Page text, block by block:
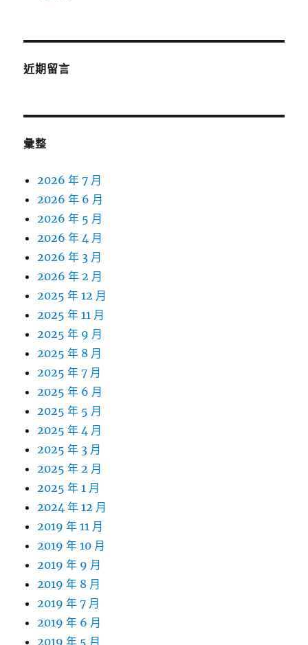
近期留言
彙整
2026 年 7 月
2026 年 6 月
2026 年 5 月
2026 年 4 月
2026 年 3 月
2026 年 2 月
2025 年 12 月
2025 年 11 月
2025 年 9 月
2025 年 8 月
2025 年 7 月
2025 年 6 月
2025 年 5 月
2025 年 4 月
2025 年 3 月
2025 年 2 月
2025 年 1 月
2024 年 12 月
2019 年 11 月
2019 年 10 月
2019 年 9 月
2019 年 8 月
2019 年 7 月
2019 年 6 月
2019 年 5 月